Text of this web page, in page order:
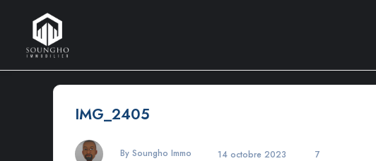
IMG_2405
By Soungho Immo 14 octobre 2023 7